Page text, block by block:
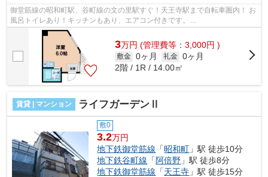
御堂筋線の昭和町駅、谷町線の文の里駅すぐ！天王寺駅まで自転車圏内！ お
風呂トイレあり！キッチンもあり、エアコン付きです。
■□■□■□■□■□■□■□■□■□■□■□■□■□■□■□■□■□■□■□■□ ご覧いた...
3万円 (管理費等：3,000円 )
敷金 0ヶ月 礼金 0ヶ月
2階 / 1R / 14.00㎡
賃貸 | マンション ライフガーデンⅡ
敷0
3.2万円
地下鉄御堂筋線 「昭和町 」駅 徒歩10分
地下鉄谷町線 「 阿倍野 」駅 徒歩8分
地下鉄御堂筋線 「天王寺 」駅 徒歩15分